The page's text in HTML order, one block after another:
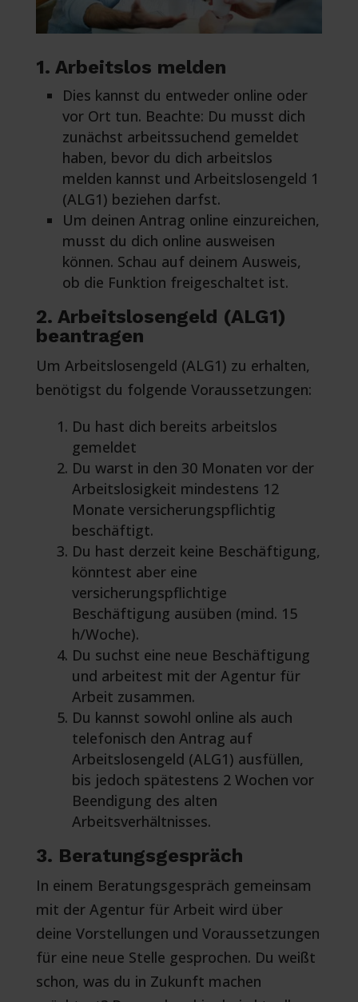
1. Arbeitslos melden
Dies kannst du entweder online oder
vor Ort tun. Beachte: Du musst dich
zunächst arbeitssuchend gemeldet
haben, bevor du dich arbeitslos
melden kannst und Arbeitslosengeld 1
(ALG1) beziehen darfst.
Um deinen Antrag online einzureichen,
musst du dich online ausweisen
können. Schau auf deinem Ausweis,
ob die Funktion freigeschaltet ist.
2. Arbeitslosengeld (ALG1)
beantragen
Um Arbeitslosengeld (ALG1) zu erhalten,
benötigst du folgende Voraussetzungen:
Du hast dich bereits arbeitslos
gemeldet
Du warst in den 30 Monaten vor der
Arbeitslosigkeit mindestens 12
Monate versicherungspflichtig
beschäftigt.
Du hast derzeit keine Beschäftigung,
könntest aber eine
versicherungspflichtige
Beschäftigung ausüben (mind. 15
h/Woche).
Du suchst eine neue Beschäftigung
und arbeitest mit der Agentur für
Arbeit zusammen.
Du kannst sowohl online als auch
telefonisch den Antrag auf
Arbeitslosengeld (ALG1) ausfüllen,
bis jedoch spätestens 2 Wochen vor
Beendigung des alten
Arbeitsverhältnisses.
3. Beratungsgespräch
In einem Beratungsgespräch gemeinsam
mit der Agentur für Arbeit wird über
deine Vorstellungen und Voraussetzungen
für eine neue Stelle gesprochen. Du weißt
schon, was du in Zukunft machen